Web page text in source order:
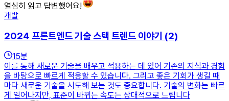
열심히 읽고 답변했어요!
개발
2024 프론트엔드 기술 스택 트렌드 이야기 (2)
15분
이를 통해 새로운 기술을 배우고 적용하는 데 있어 기존의 지식과 경험
을 바탕으로 빠르게 적응할 수 있습니다. 그리고 좋은 기회가 생길 때
마다 새로운 기술을 시도해 보는 것도 중요합니다. 기술의 변화는 빠르
게 일어나지만, 표준이 바뀌는 속도는 상대적으로 느립니다